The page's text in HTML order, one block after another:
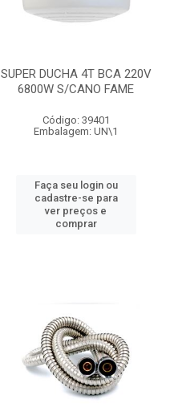
SUPER DUCHA 4T BCA 220V
6800W S/CANO FAME
Código: 39401
Embalagem: UN\1
Faça seu login ou
cadastre-se para
ver preços e
comprar